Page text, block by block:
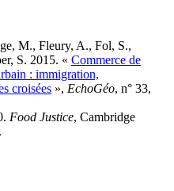
M., Fleury, A., Fol, S.,
S. 2015. « Commerce de
: immigration,
croisées », EchoGéo, n° 33,
Food Justice, Cambridge